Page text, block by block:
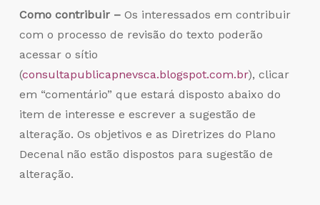
Como contribuir – Os interessados em contribuir
com o processo de revisão do texto poderão
acessar o sítio
(consultapublicapnevsca.blogspot.com.br), clicar
em “comentário” que estará disposto abaixo do
item de interesse e escrever a sugestão de
alteração. Os objetivos e as Diretrizes do Plano
Decenal não estão dispostos para sugestão de
alteração.